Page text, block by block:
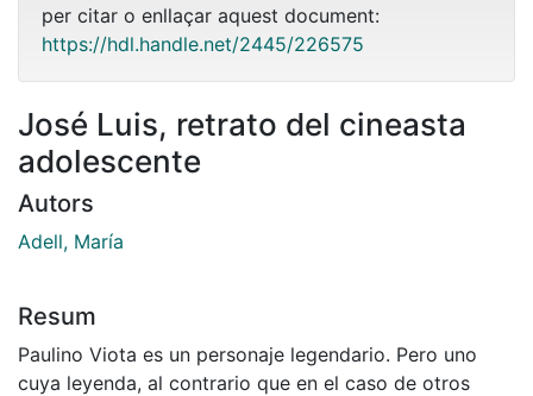
per citar o enllaçar aquest document:
https://hdl.handle.net/2445/226575
José Luis, retrato del cineasta
adolescente
Autors
Adell, María
Resum
Paulino Viota es un personaje legendario. Pero uno
cuya leyenda, al contrario que en el caso de otros